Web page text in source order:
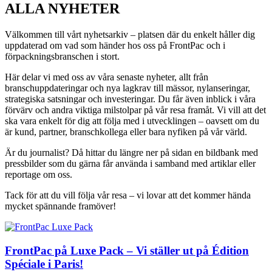
ALLA NYHETER
Välkommen till vårt nyhetsarkiv – platsen där du enkelt håller dig
uppdaterad om vad som händer hos oss på FrontPac och i
förpackningsbranschen i stort.
Här delar vi med oss av våra senaste nyheter, allt från
branschuppdateringar och nya lagkrav till mässor, nylanseringar,
strategiska satsningar och investeringar. Du får även inblick i våra
förvärv och andra viktiga milstolpar på vår resa framåt. Vi vill att det
ska vara enkelt för dig att följa med i utvecklingen – oavsett om du
är kund, partner, branschkollega eller bara nyfiken på vår värld.
Är du journalist? Då hittar du längre ner på sidan en bildbank med
pressbilder som du gärna får använda i samband med artiklar eller
reportage om oss.
Tack för att du vill följa vår resa – vi lovar att det kommer hända
mycket spännande framöver!
FrontPac på Luxe Pack – Vi ställer ut på Édition
Spéciale i Paris!